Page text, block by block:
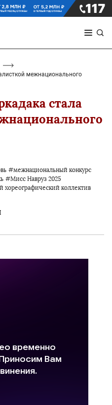
межнационального
стала
#межнациональный конкурс
#Мисс Навруз 2025
хореографический коллектив